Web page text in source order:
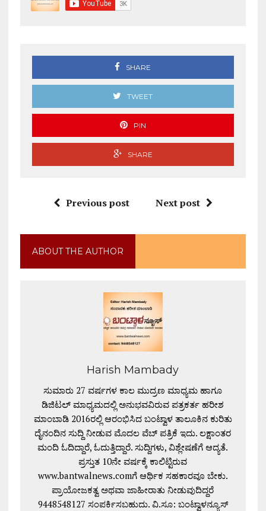
SHARE
TWEET
PIN
SHARE
Previous post Next post
ABOUT THE AUTHOR
Harish Mambady
ಸುಮಾರು 27 ವರ್ಷಗಳ ಕಾಲ ಮುದ್ರಣ ಮಾಧ್ಯಮ ಹಾಗೂ
ಡಿಜಿಟಲ್ ಮಾಧ್ಯಮದಲ್ಲಿ ಅನುಭವವಿರುವ ಪತ್ರಕರ್ತ ಹರೀಶ
ಮಾಂಬಾಡಿ 2016ರಲ್ಲಿ ಆರಂಭಿಸಿದ ಬಂಟ್ವಾಳ ತಾಲೂಕಿನ ಕುರಿತು
ದೈನಂದಿನ ಸುದ್ದಿ ನೀಡುವ ಮೊದಲ ವೆಬ್ ಪತ್ರಿಕೆ ಇದು. ಲಕ್ಷಾಂತರ
ಮಂದಿ ಓದಿದ್ದಾರೆ, ಓದುತ್ತಿದ್ದಾರೆ. ಸುದ್ದಿಗಳು, ವಿಶ್ಲೇಷಣೆಗೆ ಆದ್ಯತೆ.
ಪ್ರಸ್ತುತ 10ನೇ ವರ್ಷಕ್ಕೆ ಕಾಲಿಟ್ಟಿರುವ
www.bantwalnews.comಗೆ ಆರ್ಥಿಕ ಸಹಕಾರವೂ ಬೇಕು.
ಪ್ರಾಯೋಜಕತ್ವ ಅಥವಾ ಜಾಹೀರಾತು ನೀಡುವುದಿದ್ದರೆ
9448548127 ಸಂಪರ್ಕಿಸಬಹುದು. ವಿ.ಸೂ: ಬಂಟ್ವಾಳನ್ಯೂಸ್